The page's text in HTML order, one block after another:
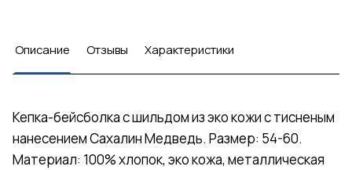
Описание Отзывы Характеристики
Кепка-бейсболка с шильдом из эко кожи с тисненым
нанесением Сахалин Медведь. Размер: 54-60.
Материал: 100% хлопок, эко кожа, металлическая